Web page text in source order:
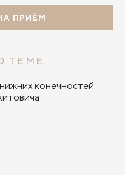
ПРИЁМ
ТЕМЕ